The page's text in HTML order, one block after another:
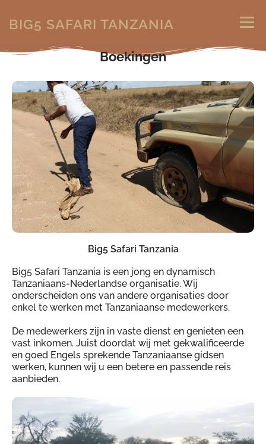
BIG5 SAFARI TANZANIA Menu
HOE & WAT
SPECIALS BOEKINGEN CONTACT
Boekingen
Big5 Safari Tanzania
Big5 Safari Tanzania is een jong en dynamisch
Tanzaniaans-Nederlandse organisatie. Wij
onderscheiden ons van andere organisaties door
enkel te werken met Tanzaniaanse medewerkers.
De medewerkers zijn in vaste dienst en genieten een
vast inkomen. Juist doordat wij met gekwalificeerde
en goed Engels sprekende Tanzaniaanse gidsen
werken, kunnen wij u een betere en passende reis
aanbieden.